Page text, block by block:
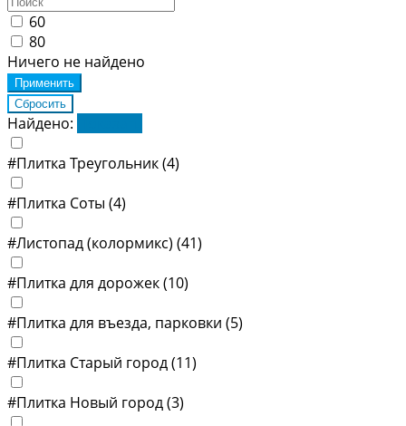
60
80
Ничего не найдено
Найдено:
#Плитка Треугольник(4)
#Плитка Соты (4)
#Листопад (колормикс) (41)
#Плитка для дорожек(10)
#Плитка для въезда, парковки (5)
#Плитка Старый город(11)
#Плитка Новый город(3)